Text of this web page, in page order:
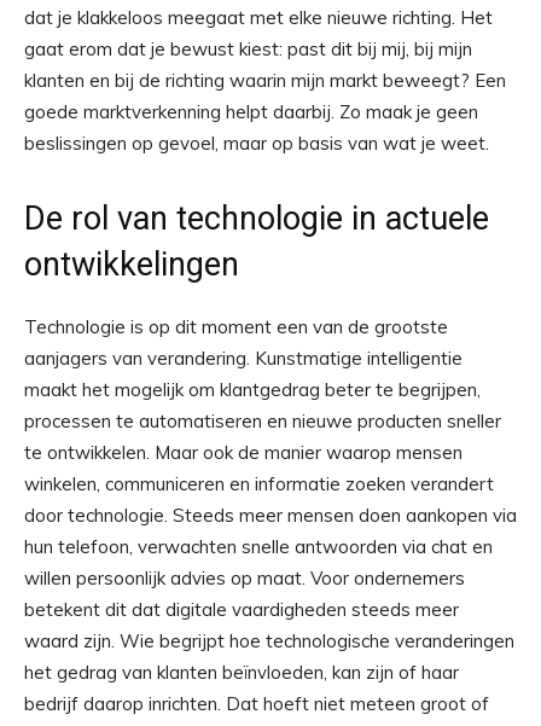
dat je klakkeloos meegaat met elke nieuwe richting. Het
gaat erom dat je bewust kiest: past dit bij mij, bij mijn
klanten en bij de richting waarin mijn markt beweegt? Een
goede marktverkenning helpt daarbij. Zo maak je geen
beslissingen op gevoel, maar op basis van wat je weet.
De rol van technologie in actuele
ontwikkelingen
Technologie is op dit moment een van de grootste
aanjagers van verandering. Kunstmatige intelligentie
maakt het mogelijk om klantgedrag beter te begrijpen,
processen te automatiseren en nieuwe producten sneller
te ontwikkelen. Maar ook de manier waarop mensen
winkelen, communiceren en informatie zoeken verandert
door technologie. Steeds meer mensen doen aankopen via
hun telefoon, verwachten snelle antwoorden via chat en
willen persoonlijk advies op maat. Voor ondernemers
betekent dit dat digitale vaardigheden steeds meer
waard zijn. Wie begrijpt hoe technologische veranderingen
het gedrag van klanten beïnvloeden, kan zijn of haar
bedrijf daarop inrichten. Dat hoeft niet meteen groot of